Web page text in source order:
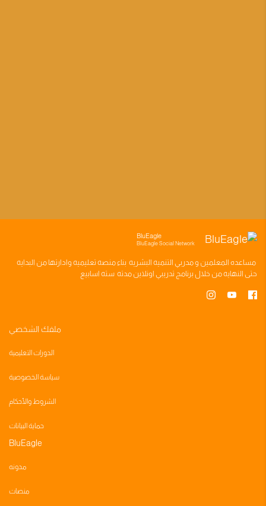
BluEagle
BluEagle Social Network
مساعده المعلمين ومدربي التنميه البشريه بناءمنصه تعليميه وادارتها من البدايه
حتى النهايه من خلال برنامج تدريبي اونلاين مدته سته اسابيع
ملفك الشخصي
الدورات التعليمية
سياسة الخصوصية
الشروط والأحكام
حماية البيانات
BluEagle
مدونه
منصات